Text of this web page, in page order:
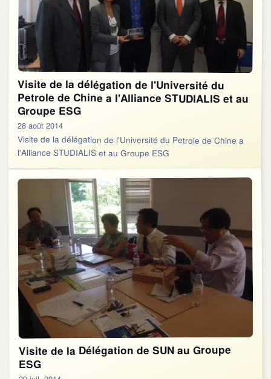
Visite de la délégation de l'Université du
Petrole de Chine a l'Alliance STUDIALIS et au
Groupe ESG
28 août 2014
Visite de la délégation de l'Université du Petrole de Chine a
l'Alliance STUDIALIS et au Groupe ESG
Visite de la Délégation de SUN au Groupe
ESG